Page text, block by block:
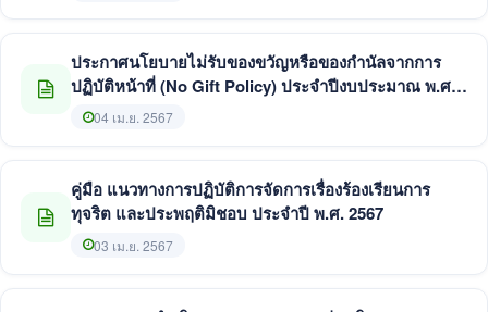
ประกาศนโยบายไม่รับของขวัญหรือของกำนัลจากการ
ปฏิบัติหน้าที่ (No Gift Policy) ประจำปีงบประมาณ พ.ศ.
256704 เม.ย. 2567
คู่มือ แนวทางการปฏิบัติการจัดการเรื่องร้องเรียนการ
ทุจริต และประพฤติมิชอบ ประจำปี พ.ศ. 2567
03 เม.ย. 2567